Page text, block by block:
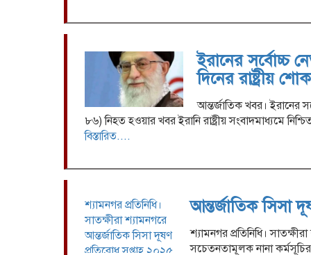
ইরানের সর্বোচ্চ
দিনের রাষ্ট্রীয়
আন্তর্জাতিক খবর। ইরানের
৮৬) নিহত হওয়ার খবর ইরানি রাষ্ট্রীয় সংবাদমাধ্যমে
বিস্তারিত....
শ্যামনগর প্রতিনিধি।
সাতক্ষীরা শ্যামনগরে
আন্তর্জাতিক সিসা দূষণ
প্রতিরোধ সপ্তাহ ২০২৫
আন্তর্জাতিক সিসা
শ্যামনগর প্রতিনিধি।
সচেতনতামূলক নানা